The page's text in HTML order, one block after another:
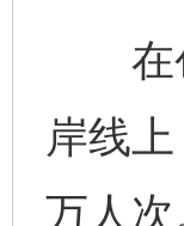
在创
岸线
万人